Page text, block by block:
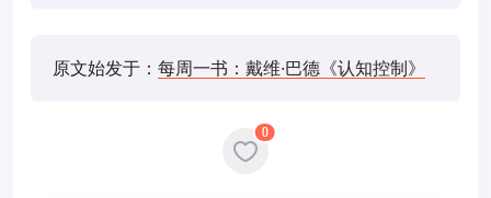
原文始发于： 每周一书：戴维·巴德《认知控制》
0